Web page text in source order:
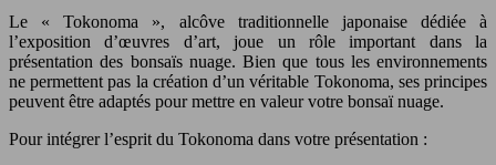
Le « Tokonoma », alcôve traditionnelle japonaise dédiée à
l’exposition d’œuvres d’art, joue un rôle important dans la
présentation des bonsaïs nuage. Bien que tous les environnements
ne permettent pas la création d’un véritable Tokonoma, ses principes
peuvent être adaptés pour mettre en valeur votre bonsaï nuage.
Pour intégrer l’esprit du Tokonoma dans votre présentation :